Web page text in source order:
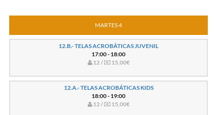
MARTES 4
12.B.- TELAS ACROBÁTICAS JUVENIL
17:00 - 18:00
12 /
15,00€
12.A.- TELAS ACROBÁTICAS KIDS
18:00 - 19:00
12 /
15,00€